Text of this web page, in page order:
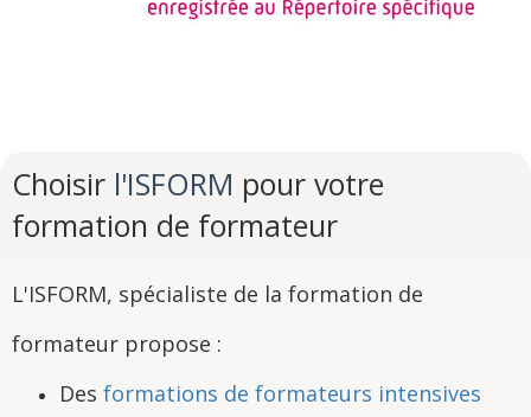
Choisir l'ISFORM pour votre
formation de formateur
L'ISFORM, spécialiste de la formation de
formateur propose :
Des formations de formateurs intensives